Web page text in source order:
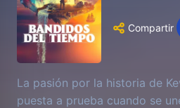
Compartir
La pasión por la historia de
puesta a prueba cuando se